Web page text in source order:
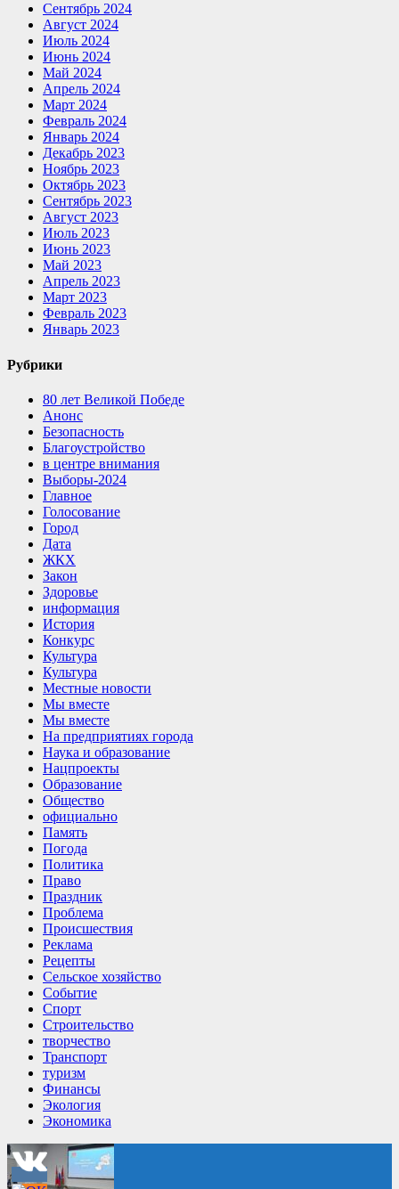
Сентябрь 2024
Август 2024
Июль 2024
Июнь 2024
Май 2024
Апрель 2024
Март 2024
Февраль 2024
Январь 2024
Декабрь 2023
Ноябрь 2023
Октябрь 2023
Сентябрь 2023
Август 2023
Июль 2023
Июнь 2023
Май 2023
Апрель 2023
Март 2023
Февраль 2023
Январь 2023
Рубрики
80 лет Великой Победе
Анонс
Безопасность
Благоустройство
в центре внимания
Выборы-2024
Главное
Голосование
Город
Дата
ЖКХ
Закон
Здоровье
информация
История
Конкурс
Культура
Культура
Местные новости
Мы вместе
Мы вместе
На предприятиях города
Наука и образование
Нацпроекты
Образование
Общество
официально
Память
Погода
Политика
Право
Праздник
Проблема
Происшествия
Реклама
Рецепты
Сельское хозяйство
Событие
Спорт
Строительство
творчество
Транспорт
туризм
Финансы
Экология
Экономика